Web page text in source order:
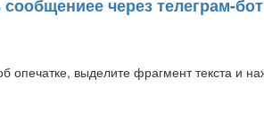
опечатке, выделите фрагмент текста и